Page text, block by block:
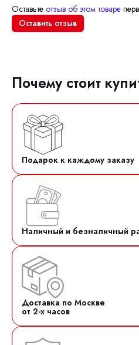
Оставьте отзыв об этом товаре
Оставить отзыв
Почему стоит
Подарок к каждому заказу
Наличный и безналичный
Доставка по Москве
от 2-х часов